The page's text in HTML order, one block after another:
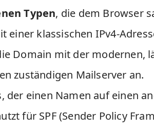
Typen, die dem Browser
klassischen IPv4-
Domain mit der modernen,
zuständigen Mailserver an.
der einen Namen auf einen
für SPF (Sender Policy